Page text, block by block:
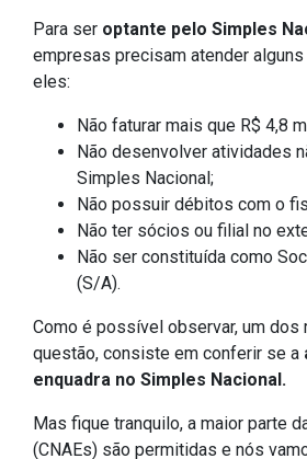
Para ser optante pelo Simples
empresas precisam atender
eles:
Não faturar mais que R$ 4,8
Não desenvolver atividades
Simples Nacional;
Não possuir débitos com o
Não ter sócios ou filial no
Não ser constituída como
(S/A).
Como é possível observar, um
questão, consiste em conferir se a
enquadra no Simples Nacional.
Mas fique tranquilo, a maior parte
(CNAEs) são permitidas e nós